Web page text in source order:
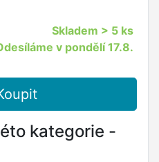
Skladem > 5 ks
v pondělí 17.8.
kategorie -